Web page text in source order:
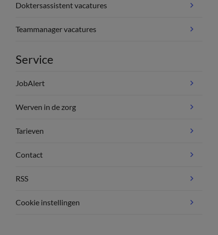
Doktersassistent vacatures
Teammanager vacatures
Service
JobAlert
Werven in de zorg
Tarieven
Contact
RSS
Cookie instellingen